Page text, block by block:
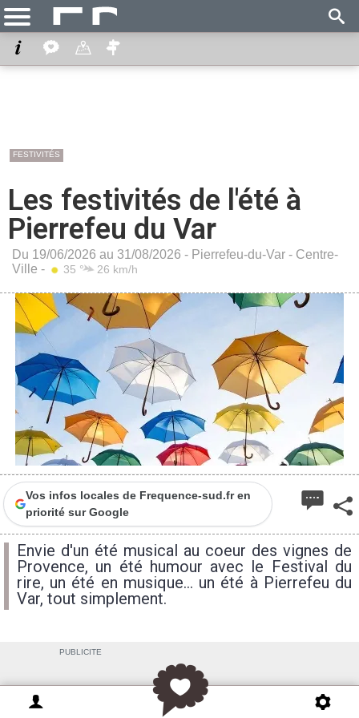
FESTIVITÉS
Les festivités de l'été à
Pierrefeu du Var
Du 19/06/2026 au 31/08/2026 - Pierrefeu-du-Var - Centre-
Ville - 35 ° 26 km/h
Vos infos locales de Frequence-sud.fr en
priorité sur Google
Envie d'un été musical au coeur des vignes de
Provence, un été humour avec le Festival du
rire, un été en musique... un été à Pierrefeu du
Var, tout simplement.
PUBLICITE